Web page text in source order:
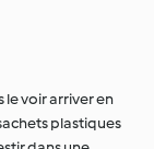
le voir arriver en
plastiques